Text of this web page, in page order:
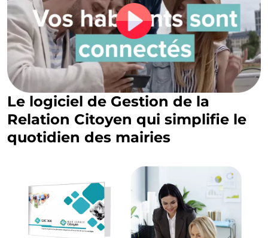
Le logiciel de Gestion de la
Relation Citoyen qui simplifie le
quotidien des mairies